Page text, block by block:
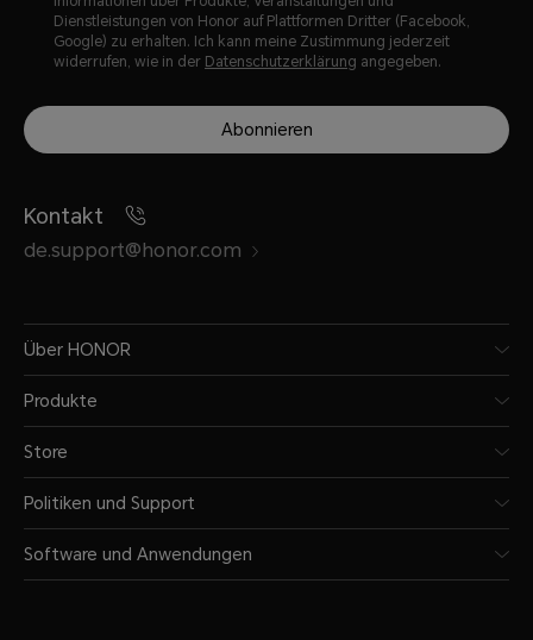
Dienstleistungen von Honor auf Plattformen Dritter (Facebook,
Google) zu erhalten. Ich kann meine Zustimmung jederzeit
widerrufen, wie in der Datenschutzerklärung angegeben.
Abonnieren
Kontakt
de.support@honor.com
Über HONOR
Produkte
Store
Politiken und Support
Software und Anwendungen